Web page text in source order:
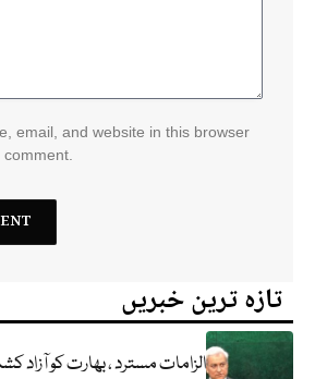
email, and website in this browser
تازہ ترین خبریں
الزامات مسترد ، بھارت کو